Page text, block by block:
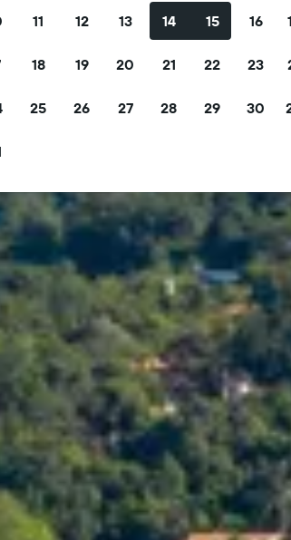
Fırsatlarınızı filtreleyin
iptal, ücretsiz kahvaltı ve daha fazlasına göre
11 12 13 14 15 16
18 19 20 21 22 23
25 26 27 28 29 30